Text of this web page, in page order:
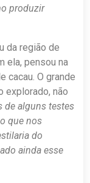
produzir
da região de
ela, pensou na
cacau. O grande
explorado, não
de alguns testes
que nos
do
ainda esse